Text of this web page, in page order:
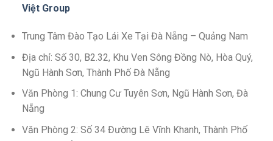
Việt Group
Trung Tâm Đào Tạo Lái Xe Tại Đà Nẵng – Quảng Nam
Địa chỉ: Số 30, B2.32, Khu Ven Sông Đồng Nò, Hòa Quý,
Ngũ Hành Sơn, Thành Phố Đà Nẵng
Văn Phòng 1: Chung Cư Tuyên Sơn, Ngũ Hành Sơn, Đà
Nẵng
Văn Phòng 2: Số 34 Đường Lê Vĩnh Khanh, Thành Phố